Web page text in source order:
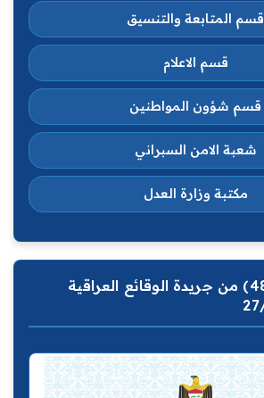
قسم المتابعة والتنسيق
قسم الاعلام
قسم شؤون المواطنين
شعبة الامن السبراني
مكتبة وزارة العدل
صدر العدد (4875) من جريدة الوقائع العراقية